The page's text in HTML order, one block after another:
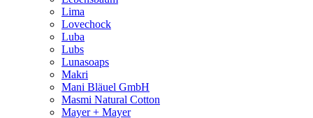
Lima
Lovechock
Luba
Lubs
Lunasoaps
Makri
Mani Bläuel GmbH
Masmi Natural Cotton
Mayer + Mayer